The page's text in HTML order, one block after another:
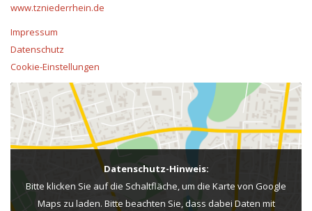
www.tzniederrhein.de
Impressum
Datenschutz
Cookie-Einstellungen
Datenschutz-Hinweis:
Bitte klicken Sie auf die Schaltfläche, um die Karte von Google
Maps zu laden. Bitte beachten Sie, dass dabei Daten mit